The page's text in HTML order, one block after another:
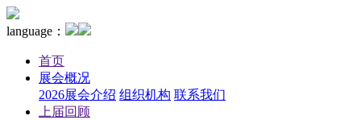
language：
首页
展会概况
2026展会介绍 组织机构 联系我们
上届回顾